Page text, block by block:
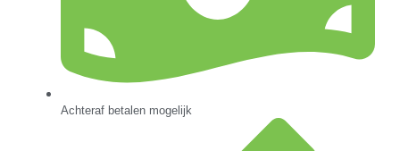
Achteraf betalen mogelijk